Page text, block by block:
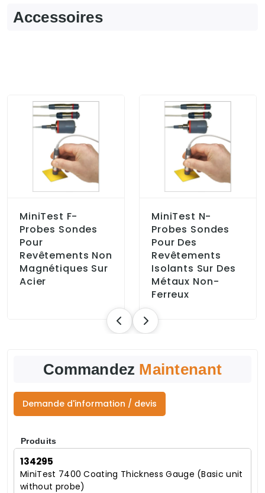
Accessoires
MiniTest F-
Probes Sondes
Pour
Revêtements Non
Magnétiques Sur
Acier
MiniTest N-
Probes Sondes
Pour Des
Revêtements
Isolants Sur Des
Métaux Non-
Ferreux
Commandez Maintenant
Demande d'information / devis
Produits
134295
MiniTest 7400 Coating Thickness Gauge (Basic unit
without probe)